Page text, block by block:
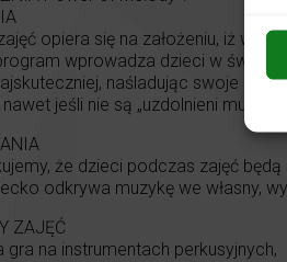
opiera się na założeniu, iż
wprowadza dzieci w świat
naśladując swoje
jeśli nie są „uzdolnieni
że dzieci podczas zajęć
odkrywa muzykę we własny,
ZAJĘĆ
gra na instrumentach perkusyjnych,